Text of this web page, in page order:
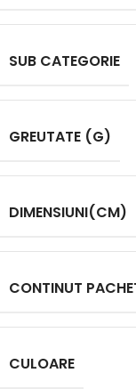
SUB CATEGORIE
GREUTATE (G)
DIMENSIUNI(CM)
CONTINUT
CULOARE